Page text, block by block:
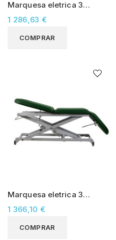
Marquesa eletrica 3
secções Mobercas (CE-
2137-PC)
1 286,63 €
COMPRAR
Marquesa eletrica 3
secções Mobercas (CE-
1 366,10 €
COMPRAR